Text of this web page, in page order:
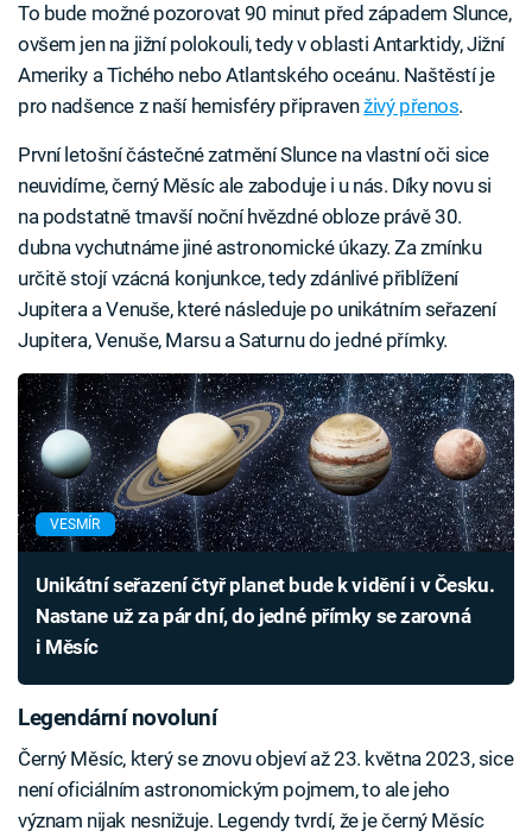
To bude možné pozorovat 90 minut před západem Slunce,
ovšem jen na jižní polokouli, tedy v oblasti Antarktidy, Jižní
Ameriky a Tichého nebo Atlantského oceánu. Naštěstí je
pro nadšence z naší hemisféry připravenživý přenos.
První letošní částečné zatmění Slunce na vlastní oči sice
neuvidíme, černý Měsíc ale zaboduje i u nás. Díky novu si
na podstatně tmavší noční hvězdné obloze právě 30.
dubna vychutnáme jiné astronomické úkazy. Za zmínku
určitě stojí vzácná konjunkce, tedy zdánlivé přiblížení
Jupitera a Venuše, které následuje po unikátním seřazení
Jupitera, Venuše, Marsu a Saturnu do jedné přímky.
VESMÍR
Unikátní seřazení čtyř planet bude k vidění i v Česku.
Nastane už za pár dní, do jedné přímky se zarovná
i Měsíc
Legendární novoluní
Černý Měsíc, který se znovu objeví až 23. května 2023, sice
není oficiálním astronomickým pojmem, to ale jeho
význam nijak nesnižuje. Legendy tvrdí, že je černý Měsíc